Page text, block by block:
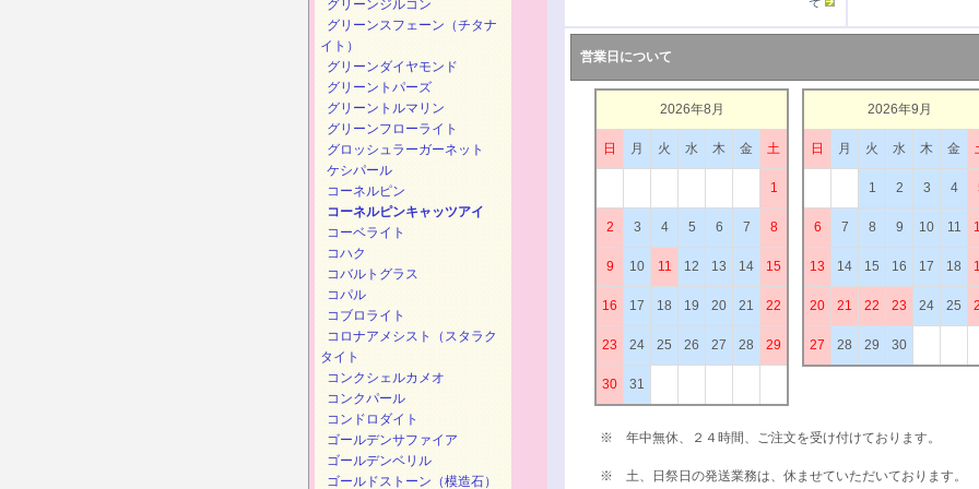
営業日について
2026年8月
日 月 火 水 木 金 土
1
2 3 4 5 6 7 8
9 10 11 12 13 14 15
16 17 18 19 20 21 22
23 24 25 26 27 28 29
30 31
2026年9月
日 月 火 水 木 金
1 2 3 4
6 7 8 9 10 11
13 14 15 16 17 18
20 21 22 23 24 25
27 28 29 30
※ 年中無休、２４時間、ご注文を受け付けております。
※ 土、日祭日の発送業務は、休ませていただいております。
グリーンジルコン
グリーンスフェーン（チタナ
イト）
グリーンダイヤモンド
グリーントパーズ
グリーントルマリン
グリーンフローライト
グロッシュラーガーネット
ケシパール
コーネルピン
コーネルピンキャッツアイ
コーベライト
コハク
コバルトグラス
コパル
コブロライト
コロナアメシスト（スタラク
タイト
コンクシェルカメオ
コンクパール
コンドロダイト
ゴールデンサファイア
ゴールデンベリル
ゴールドストーン（模造石）